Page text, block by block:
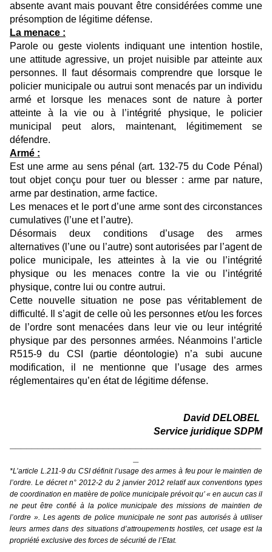
absente avant mais pouvant être considérées comme une
présomption de légitime défense.
La menace :
Parole ou geste violents indiquant une intention hostile,
une attitude agressive, un projet nuisible par atteinte aux
personnes. Il faut désormais comprendre que lorsque le
policier municipale ou autrui sont menacés par un individu
armé et lorsque les menaces sont de nature à porter
atteinte à la vie ou à l’intégrité physique, le policier
municipal peut alors, maintenant, légitimement se
défendre.
Armé :
Est une arme au sens pénal (art. 132-75 du Code Pénal)
tout objet conçu pour tuer ou blesser : arme par nature,
arme par destination, arme factice.
Les menaces et le port d’une arme sont des circonstances
cumulatives (l’une et l’autre).
Désormais deux conditions d’usage des armes
alternatives (l’une ou l’autre) sont autorisées par l’agent de
police municipale, les atteintes à la vie ou l’intégrité
physique ou les menaces contre la vie ou l’intégrité
physique, contre lui ou contre autrui.
Cette nouvelle situation ne pose pas véritablement de
difficulté. Il s’agit de celle où les personnes et/ou les forces
de l’ordre sont menacées dans leur vie ou leur intégrité
physique par des personnes armées. Néanmoins l’article
R515-9 du CSI (partie déontologie) n’a subi aucune
modification, il ne mentionne que l’usage des armes
réglementaires qu’en état de légitime défense.
David DELOBEL
Service juridique SDPM
*L’article L.211-9 du CSI définit l’usage des armes à feu pour le maintien de
l’ordre. Le décret n° 2012-2 du 2 janvier 2012 relatif aux conventions types
de coordination en matière de police municipale prévoit qu’ « en aucun cas il
ne peut être confié à la police municipale des missions de maintien de
l’ordre ». Les agents de police municipale ne sont pas autorisés à utiliser
leurs armes dans des situations d’attroupements hostiles, cet usage est la
propriété exclusive des forces de sécurité de l’Etat.